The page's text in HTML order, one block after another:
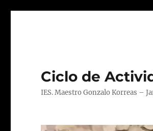
Ciclo de
IES. Maestro Gonzalo Korreas –